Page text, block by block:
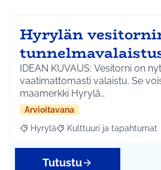
Hyrylän
IDEAN KUVAUS: Vesitorni on
vaatimattomasti valaistu. Se
maamerkki Hyrylä…
Arvioitavana
Rajaa tulokset aihepiirin mukaan:
Hyrylä Rajaa tulokset teeman
Kulttuuri ja tapahtumat
Tutustu